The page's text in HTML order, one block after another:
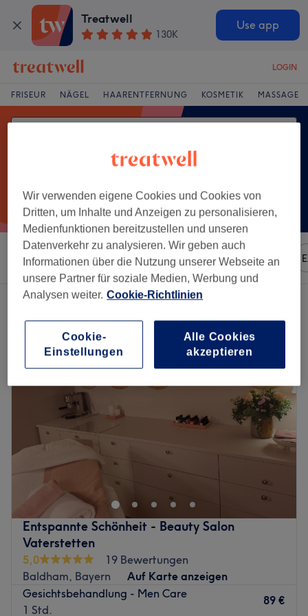
Treatwell
130K
Use app
LOGIN
FRISEUR NÄGEL HAARENTFERNUNG KOSMETIK MASSAGE
Sortieren nach Besonderheiten Marken Salons
Ein Salon, der anbietet:
Entspannte Schönheit - Beauty Salon
Vaterstetten
5,0
19 Bewertungen
Baldham, Bayern
Auf Karte anzeigen
Gesichtsbehandlung - Men Care
1 Std.
89 €
Wir verwenden eigene Cookies und Cookies von
Dritten, um Inhalte und Anzeigen zu personalisieren,
Medienfunktionen bereitzustellen und unseren
Datenverkehr zu analysieren. Wir geben auch
Informationen über die Nutzung unserer Webseite an
unsere Partner für soziale Medien, Werbung und
Analysen weiter. Cookie-Richtlinien
Cookie-
Einstellungen
Alle Cookies
akzeptieren